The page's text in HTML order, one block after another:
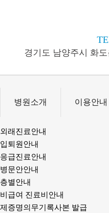
경기도 남양주시 화
병원소개 이용안내
외래진료안내
입퇴원안내
응급진료안내
병문안안내
층별안내
비급여 진료비안내
제증명의무기록사본 발급